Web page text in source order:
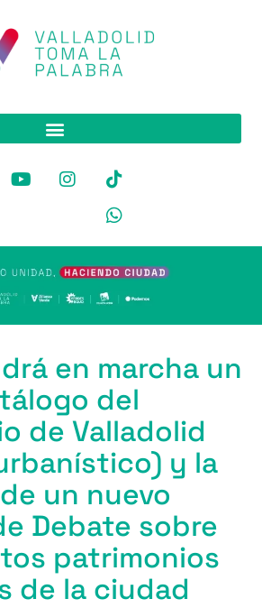
en marcha un
del
de Valladolid
y la
un nuevo
Debate sobre
patrimonios
de la ciudad